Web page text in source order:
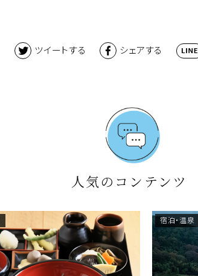
ツイートする シェアする
人気のコンテンツ
宿泊・温泉